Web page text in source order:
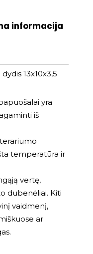
informacija
13x10x3,5
yra
iš
temperatūra ir
vertę,
dubenėliai. Kiti
vaidmenį,
ar